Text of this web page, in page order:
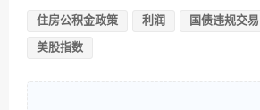
住房公积金政策 利润 国债违规交易
美股指数